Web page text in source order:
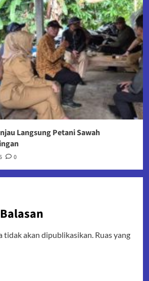
Langsung Petani Sawah
0
tidak akan dipublikasikan. Ruas yang